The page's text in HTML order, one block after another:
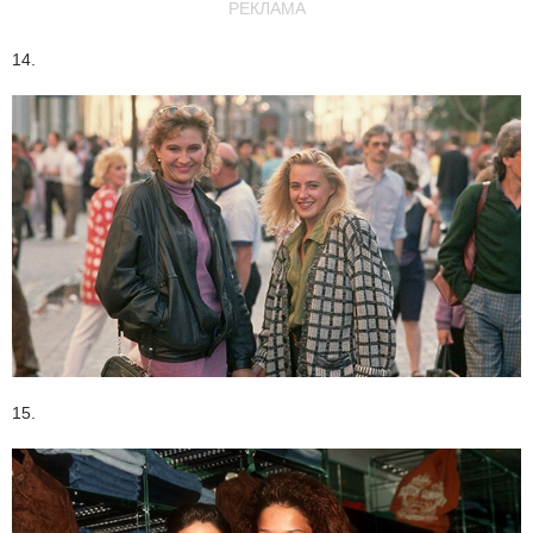
РЕКЛАМА
14.
15.